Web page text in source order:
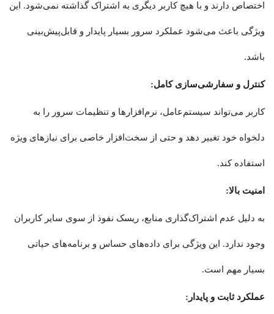
اختصاص دارند و با هیچ کاربر دیگری به اشتراک گذاشته نمی‌شود. این
ویژگی باعث می‌شود عملکرد سرور بسیار پایدار و قابل‌پیش‌بینی
باشد.
کنترل و سفارشی‌سازی کامل:
کاربر می‌تواند سیستم‌عامل، نرم‌افزارها و تنظیمات سرور را به
دلخواه خود تغییر دهد و حتی از سخت‌افزار خاصی برای نیازهای ویژه
استفاده کند.
امنیت بالا:
به دلیل عدم اشتراک‌گذاری منابع، ریسک نفوذ از سوی سایر کاربران
وجود ندارد. این ویژگی برای داده‌های حساس و برنامه‌های حیاتی
بسیار مهم است.
عملکرد ثابت و پایدار: